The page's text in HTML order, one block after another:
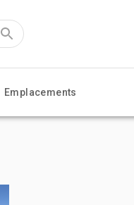
Emplacements